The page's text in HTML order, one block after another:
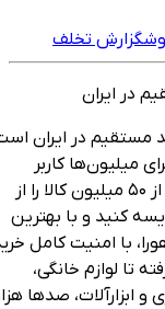
تخلف
ایران
در ایران است
کاربر
طراحی شده. در هورا می‌توانید قیمت بیش از ۵۰ میلیون کالا را از
و با بهترین
امنیت کامل خرید
لوازم خانگی،
صدها هزار